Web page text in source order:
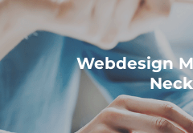
Webdesign